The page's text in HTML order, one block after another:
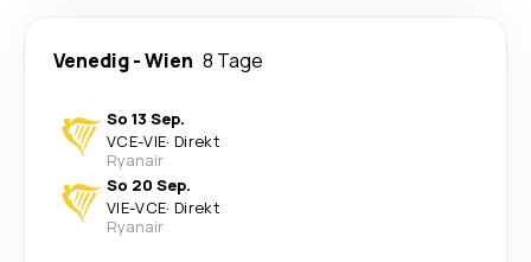
Venedig-Wien 8 Tage
So 13 Sep.
VCE-VIE· Direkt
Ryanair
So 20 Sep.
VIE-VCE· Direkt
Ryanair